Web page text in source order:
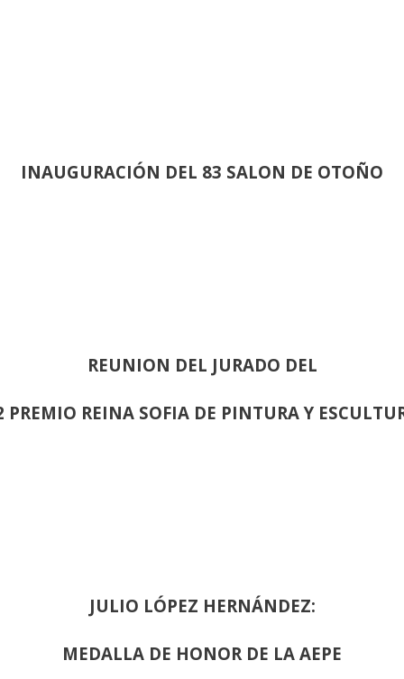
INAUGURACIÓN DEL 83 SALON DE OTOÑO
REUNION DEL JURADO DEL
PREMIO REINA SOFIA DE PINTURA Y
JULIO LÓPEZ HERNÁNDEZ:
MEDALLA DE HONOR DE LA AEPE